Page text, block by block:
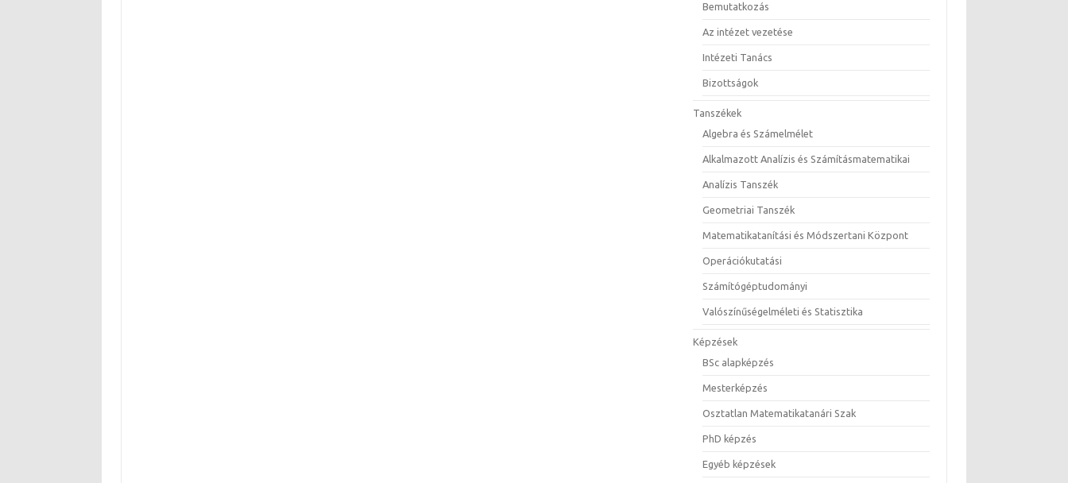
Bemutatkozás
Az intézet vezetése
Intézeti Tanács
Bizottságok
Tanszékek
Algebra és Számelmélet
Alkalmazott Analízis és Számításmatematikai
Analízis Tanszék
Geometriai Tanszék
Matematikatanítási és Módszertani Központ
Operációkutatási
Számítógéptudományi
Valószínűségelméleti és Statisztika
Képzések
BSc alapképzés
Mesterképzés
Osztatlan Matematikatanári Szak
PhD képzés
Egyéb képzések